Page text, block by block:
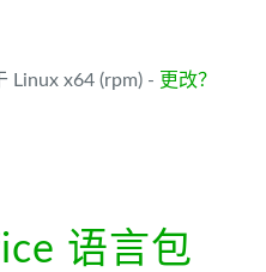
Linux x64 (rpm) - 更改？
语言包